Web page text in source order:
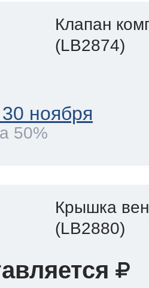
Клапан
(LB2874)
ноября
50%
Крышка
(LB2880)